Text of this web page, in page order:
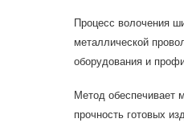
Процесс волочения
металлической
оборудования и
Метод обеспечивает
прочность готовых